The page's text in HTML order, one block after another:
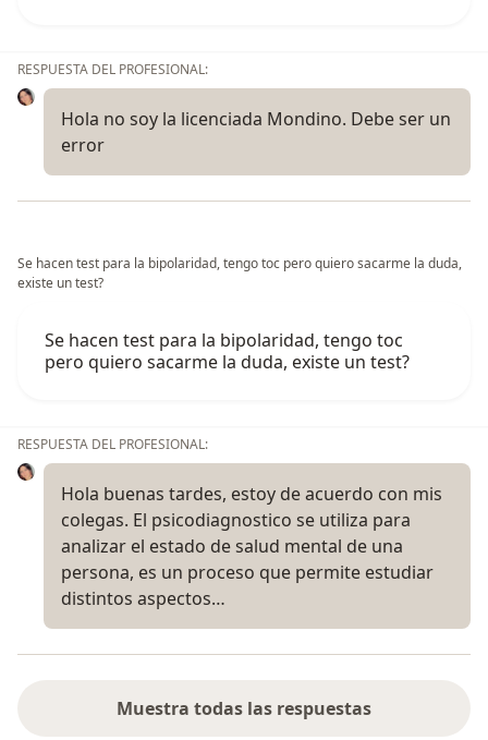
RESPUESTA DEL PROFESIONAL:
Hola no soy la licenciada Mondino. Debe ser un
error
Se hacen test para la bipolaridad, tengo toc pero quiero sacarme la duda,
existe un test?
Se hacen test para la bipolaridad, tengo toc
pero quiero sacarme la duda, existe un test?
RESPUESTA DEL PROFESIONAL:
Hola buenas tardes, estoy de acuerdo con mis
colegas. El psicodiagnostico se utiliza para
analizar el estado de salud mental de una
persona, es un proceso que permite estudiar
distintos aspectos…
Muestra todas las respuestas